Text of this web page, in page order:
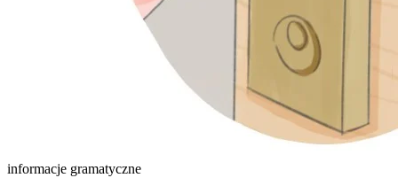
informacje gramatyczne